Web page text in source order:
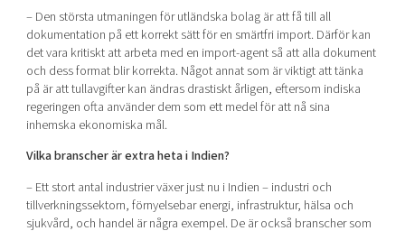
– Den största utmaningen för utländska bolag är att få till all
dokumentation på ett korrekt sätt för en smärtfri import. Därför kan
det vara kritiskt att arbeta med en import-agent så att alla dokument
och dess format blir korrekta. Något annat som är viktigt att tänka
på är att tullavgifter kan ändras drastiskt årligen, eftersom indiska
regeringen ofta använder dem som ett medel för att nå sina
inhemska ekonomiska mål.
Vilka branscher är extra heta i Indien?
– Ett stort antal industrier växer just nu i Indien – industri och
tillverkningssektorn, förnyelsebar energi, infrastruktur, hälsa och
sjukvård, och handel är några exempel. De är också branscher som